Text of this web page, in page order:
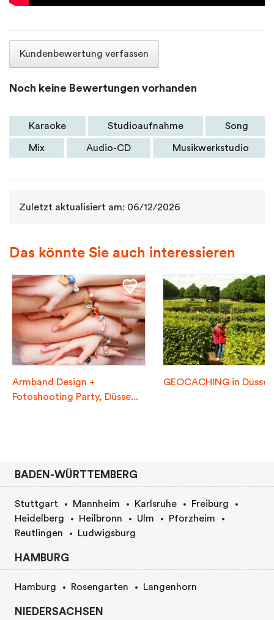
Kundenbewertung verfassen
Noch keine Bewertungen vorhanden
Karaoke Studioaufnahme Song
Mix Audio-CD Musikwerkstudio
Zuletzt aktualisiert am: 06/12/2026
Das könnte Sie auch interessieren
Armband Design +
Fotoshooting Party, Düsse...
GEOCACHING in
BADEN-WÜRTTEMBERG
Stuttgart Mannheim Karlsruhe
Freiburg
Heidelberg
Heilbronn Ulm
Pforzheim
Reutlingen
Ludwigsburg
HAMBURG
Hamburg Rosengarten Langenhorn
NIEDERSACHSEN